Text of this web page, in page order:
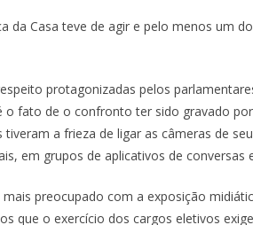
da Casa teve de agir e pelo menos um
protagonizadas pelos
fato de o confronto ter sido gravado
a frieza de ligar as câmeras de
em grupos de aplicativos de conversas
preocupado com a exposição
que o exercício dos cargos eletivos